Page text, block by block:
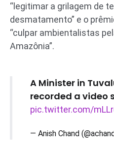
“legitimar a grilagem de
desmatamento” e o
“culpar ambientalistas
Amazônia”.
A Minister in
recorded a video
pic.twitter.com/
— Anish Chand